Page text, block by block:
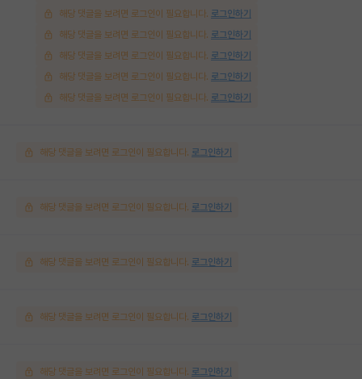
해당 댓글을 보려면 로그인이 필요합니다. 로그인하기
해당 댓글을 보려면 로그인이 필요합니다. 로그인하기
해당 댓글을 보려면 로그인이 필요합니다. 로그인하기
해당 댓글을 보려면 로그인이 필요합니다. 로그인하기
해당 댓글을 보려면 로그인이 필요합니다. 로그인하기
해당 댓글을 보려면 로그인이 필요합니다. 로그인하기
해당 댓글을 보려면 로그인이 필요합니다. 로그인하기
해당 댓글을 보려면 로그인이 필요합니다. 로그인하기
해당 댓글을 보려면 로그인이 필요합니다. 로그인하기
해당 댓글을 보려면 로그인이 필요합니다. 로그인하기